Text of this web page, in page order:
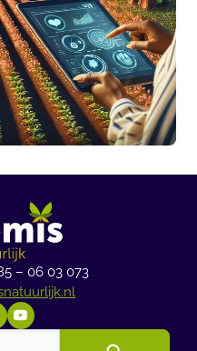
– 06 03 073